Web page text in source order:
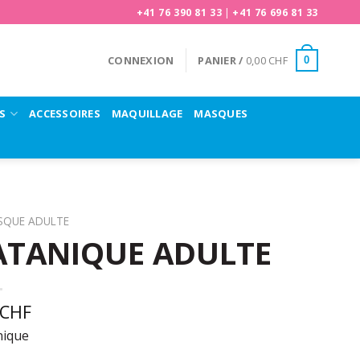
+41 76 390 81 33 | +41 76 696 81 33
CONNEXION PANIER / 0,00 CHF 0
ACCESSOIRES MAQUILLAGE MASQUES
ADULTE
ADULTE